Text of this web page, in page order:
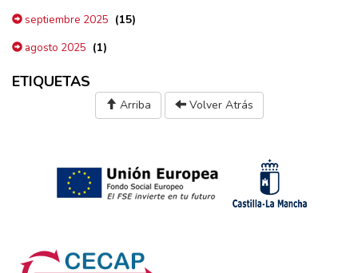
septiembre 2025 (15)
agosto 2025 (1)
ETIQUETAS
Arriba Volver Atrás